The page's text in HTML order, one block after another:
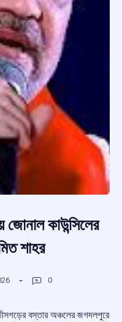
জোনাল কাউন্সিলের
শাহর
0
বস্তার অঞ্চলের জগদলপুরে